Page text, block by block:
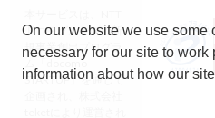
ドコモグループの新
規事業創出プログラ
ム「docomo
STARTUP」を通じて
On our website we use some
necessary for our site to
information about how our